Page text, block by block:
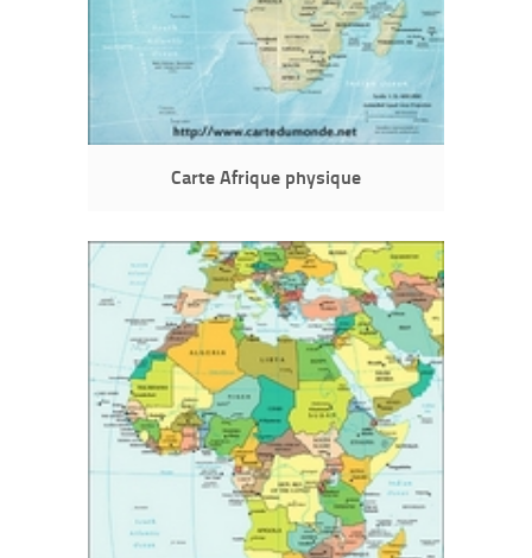
Carte Afrique physique